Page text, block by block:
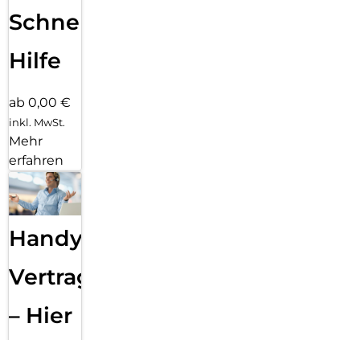
Schnelle
Hilfe
ab 0,00 €
inkl. MwSt.
Mehr
erfahren
Handy
Vertragsabwicklung
– Hier